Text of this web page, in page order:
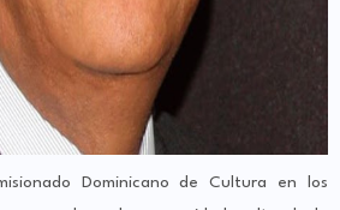
Dominicano de Cultura en los